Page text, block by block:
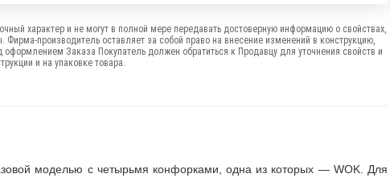
характер и не могут в полной мере передавать достоверную информацию о свойствах,
производитель оставляет за собой право на внесение изменений в конструкцию,
Заказа Покупатель должен обратиться к Продавцу для уточнения свойств и
и на упаковке товара.
моделью с четырьмя конфорками, одна из которых — WOK. Для